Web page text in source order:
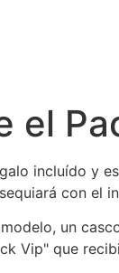
el
incluído y
con el
un
Vip" que